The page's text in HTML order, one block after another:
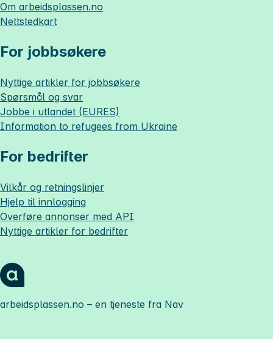
Om arbeidsplassen.no
Nettstedkart
For jobbsøkere
Nyttige artikler for jobbsøkere
Spørsmål og svar
Jobbe i utlandet (EURES)
Information to refugees from Ukraine
For bedrifter
Vilkår og retningslinjer
Hjelp til innlogging
Overføre annonser med API
Nyttige artikler for bedrifter
arbeidsplassen.no – en tjeneste fra Nav